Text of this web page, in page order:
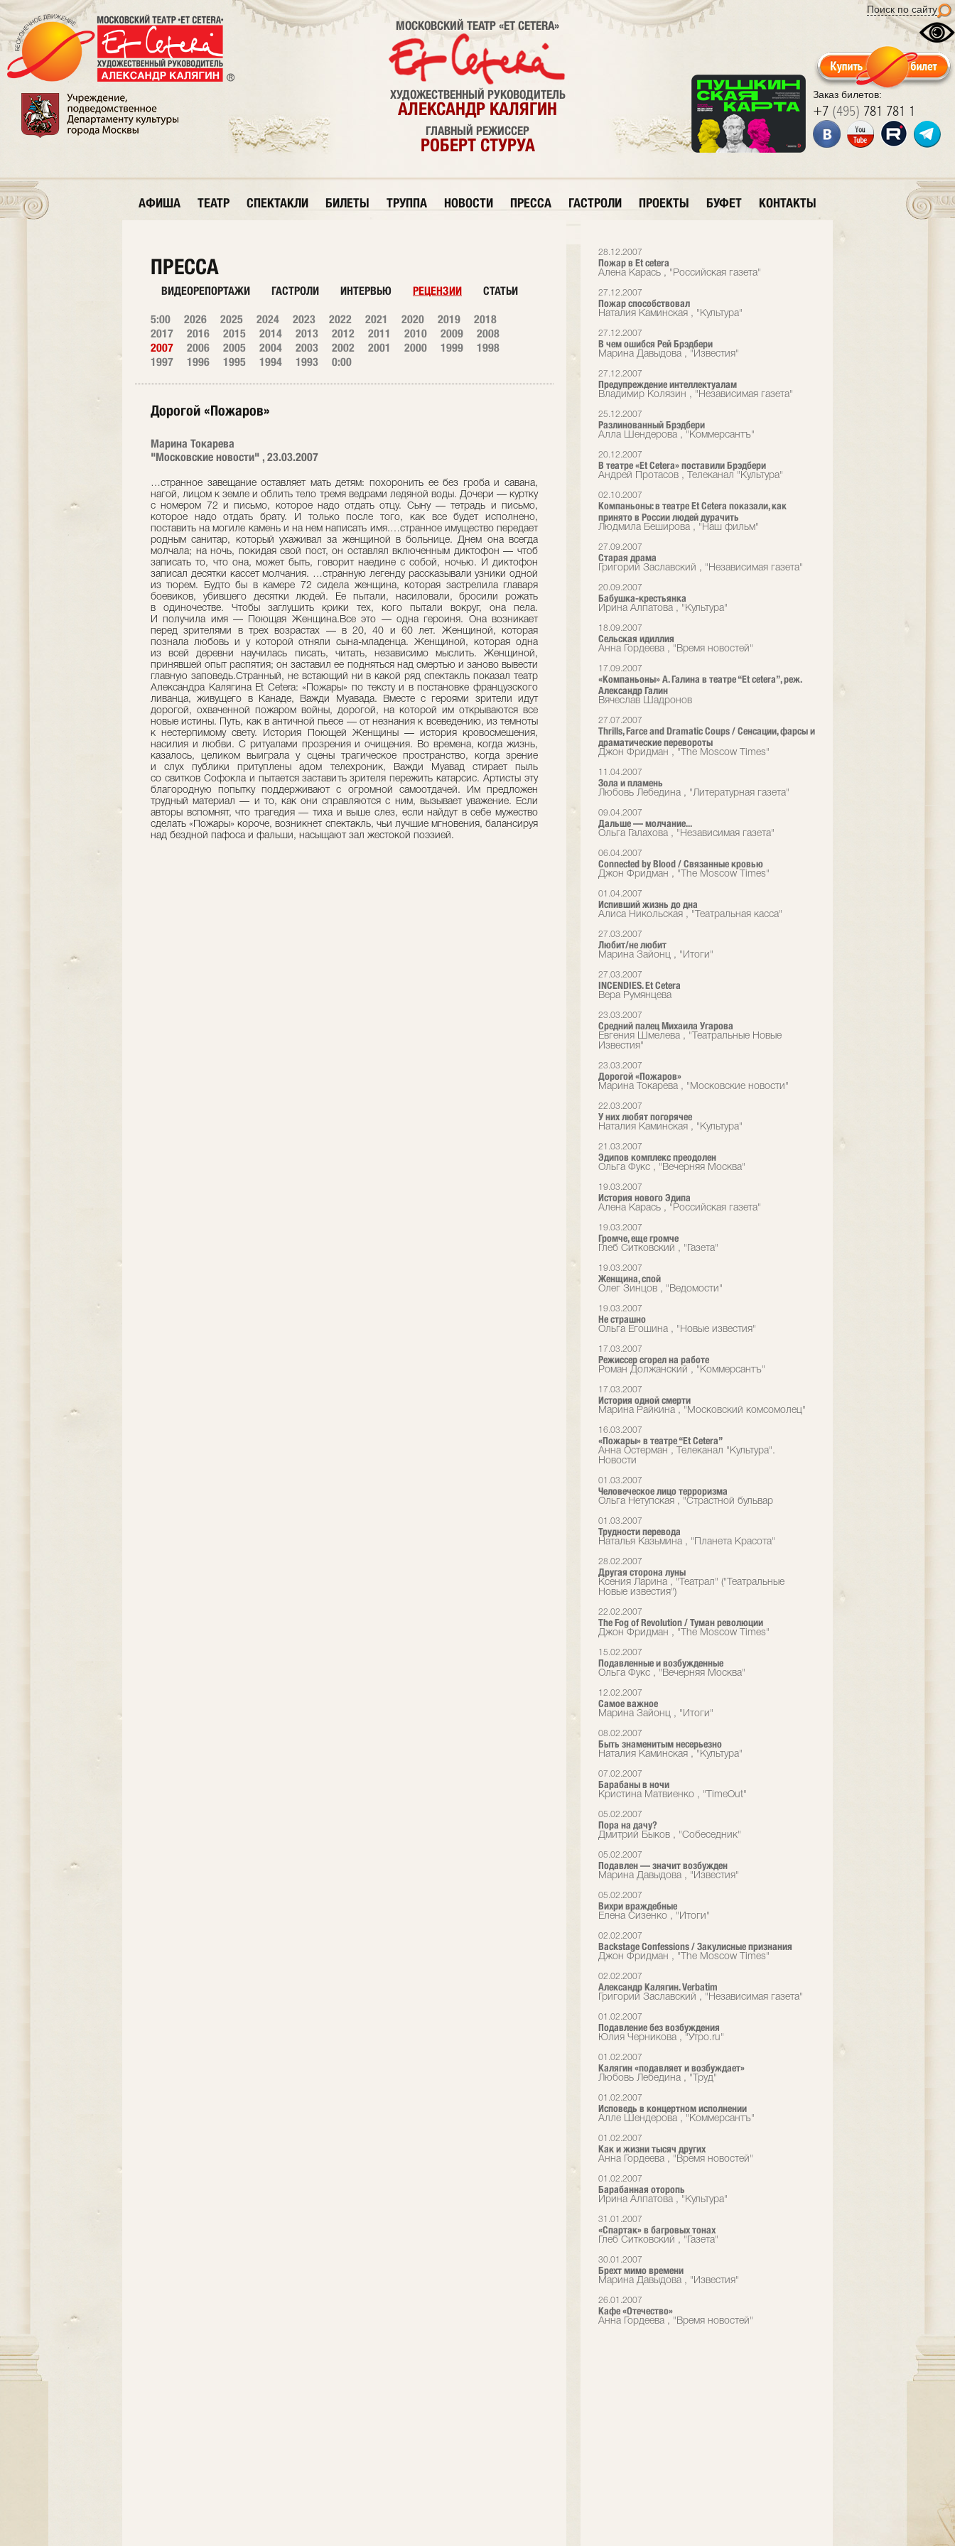
Поиск по сайту
Заказ билетов:
+7 (495) 781 781 1
МОСКОВСКИЙ ТЕАТР «ET CETERA»
ХУДОЖЕСТВЕННЫЙ РУКОВОДИТЕЛЬ
АЛЕКСАНДР КАЛЯГИН
ГЛАВНЫЙ РЕЖИССЕР
РОБЕРТ СТУРУА
АФИША ТЕАТР СПЕКТАКЛИ БИЛЕТЫ ТРУППА НОВОСТИ ПРЕССА ГАСТРОЛИ ПРОЕКТЫ БУФЕТ КОНТАКТЫ
28.12.2007
Пожар в Et cetera
Алена Карась , "Российская газета"
27.12.2007
Пожар способствовал
Наталия Каминская , "Культура"
27.12.2007
В чем ошибся Рей Брэдбери
Марина Давыдова , "Известия"
27.12.2007
Предупреждение интеллектуалам
Владимир Колязин , "Независимая газета"
25.12.2007
Разлинованный Брэдбери
Алла Шендерова , "Коммерсантъ"
20.12.2007
В театре «Et Cetera» поставили Брэдбери
Андрей Протасов , Телеканал "Культура"
02.10.2007
Компаньоны: в театре Et Cetera показали, как
принято в России людей дурачить
Людмила Беширова , "Наш фильм"
27.09.2007
Старая драма
Григорий Заславский , "Независимая газета"
20.09.2007
Бабушка-крестьянка
Ирина Алпатова , "Культура"
18.09.2007
Сельская идиллия
Анна Гордеева , "Время новостей"
17.09.2007
«Компаньоны» А. Галина в театре “Et cetera”, реж.
Александр Галин
Вячеслав Шадронов
27.07.2007
Thrills, Farce and Dramatic Coups / Сенсации, фарсы и
драматические перевороты
Джон Фридман , "The Moscow Times"
11.04.2007
Зола и пламень
Любовь Лебедина , "Литературная газета"
09.04.2007
Дальше — молчание...
Ольга Галахова , "Независимая газета"
06.04.2007
Connected by Blood / Связанные кровью
Джон Фридман , "The Moscow Times"
01.04.2007
Испивший жизнь до дна
Алиса Никольская , "Театральная касса"
27.03.2007
Любит/не любит
Марина Зайонц , "Итоги"
27.03.2007
INCENDIES. Et Cetera
Вера Румянцева
23.03.2007
Средний палец Михаила Угарова
Евгения Шмелева , "Театральные Новые
Известия"
23.03.2007
Дорогой «Пожаров»
Марина Токарева , "Московские новости"
22.03.2007
У них любят погорячее
Наталия Каминская , "Культура"
21.03.2007
Эдипов комплекс преодолен
Ольга Фукс , "Вечерняя Москва"
19.03.2007
История нового Эдипа
Алена Карась , "Российская газета"
19.03.2007
Громче, еще громче
Глеб Ситковский , "Газета"
19.03.2007
Женщина, спой
Олег Зинцов , "Ведомости"
19.03.2007
Не страшно
Ольга Егошина , "Новые известия"
17.03.2007
Режиссер сгорел на работе
Роман Должанский , "Коммерсантъ"
17.03.2007
История одной смерти
Марина Райкина , "Московский комсомолец"
16.03.2007
«Пожары» в театре “Et Cetera”
Анна Остерман , Телеканал "Культура".
Новости
01.03.2007
Человеческое лицо терроризма
Ольга Нетупская , "Страстной бульвар
01.03.2007
Трудности перевода
Наталья Казьмина , "Планета Красота"
28.02.2007
Другая сторона луны
Ксения Ларина , "Театрал" ("Театральные
Новые известия")
22.02.2007
The Fog of Revolution / Туман революции
Джон Фридман , "The Moscow Times"
15.02.2007
Подавленные и возбужденные
Ольга Фукс , "Вечерняя Москва"
12.02.2007
Самое важное
Марина Зайонц , "Итоги"
08.02.2007
Быть знаменитым несерьезно
Наталия Каминская , "Культура"
07.02.2007
Барабаны в ночи
Кристина Матвиенко , "TimeOut"
05.02.2007
Пора на дачу?
Дмитрий Быков , "Собеседник"
05.02.2007
Подавлен — значит возбужден
Марина Давыдова , "Известия"
05.02.2007
Вихри враждебные
Елена Сизенко , "Итоги"
02.02.2007
Backstage Confessions / Закулисные признания
Джон Фридман , "The Moscow Times"
02.02.2007
Александр Калягин. Verbatim
Григорий Заславский , "Независимая газета"
01.02.2007
Подавление без возбуждения
Юлия Черникова , "Утро.ru"
01.02.2007
Калягин «подавляет и возбуждает»
Любовь Лебедина , "Труд"
01.02.2007
Исповедь в концертном исполнении
Алле Шендерова , "Коммерсантъ"
01.02.2007
Как и жизни тысяч других
Анна Гордеева , "Время новостей"
01.02.2007
Барабанная оторопь
Ирина Алпатова , "Культура"
31.01.2007
«Спартак» в багровых тонах
Глеб Ситковский , "Газета"
30.01.2007
Брехт мимо времени
Марина Давыдова , "Известия"
26.01.2007
Кафе «Отечество»
Анна Гордеева , "Время новостей"
ПРЕССА
ВИДЕОРЕПОРТАЖИ ГАСТРОЛИ ИНТЕРВЬЮ РЕЦЕНЗИИ СТАТЬИ
5:00 2026 2025 2024 2023 2022 2021 2020 2019
2018
2017
2016 2015 2014 2013 2012 2011 2010 2009
2008
2007
2006 2005 2004 2003 2002 2001 2000 1999
1998
1997
1996 1995 1994 1993 0:00
Дорогой «Пожаров»
Марина Токарева
"Московские новости" , 23.03.2007
…странное завещание оставляет мать детям: похоронить ее без гроба и савана,
нагой, лицом к земле и облить тело тремя ведрами ледяной воды. Дочери — куртку
с номером 72 и письмо, которое надо отдать отцу. Сыну — тетрадь и письмо,
которое надо отдать брату. И только после того, как все будет исполнено,
поставить на могиле камень и на нем написать имя.…странное имущество передает
родным санитар, который ухаживал за женщиной в больнице. Днем она всегда
молчала; на ночь, покидая свой пост, он оставлял включенным диктофон — чтоб
записать то, что она, может быть, говорит наедине с собой, ночью. И диктофон
записал десятки кассет молчания. …странную легенду рассказывали узники одной
из тюрем. Будто бы в камере 72 сидела женщина, которая застрелила главаря
боевиков, убившего десятки людей. Ее пытали, насиловали, бросили рожать
в одиночестве. Чтобы заглушить крики тех, кого пытали вокруг, она пела.
И получила имя — Поющая Женщина.Все это — одна героиня. Она возникает
перед зрителями в трех возрастах — в 20, 40 и 60 лет. Женщиной, которая
познала любовь и у которой отняли сына-младенца. Женщиной, которая одна
из всей деревни научилась писать, читать, независимо мыслить. Женщиной,
принявшей опыт распятия; он заставил ее подняться над смертью и заново вывести
главную заповедь.Странный, не встающий ни в какой ряд спектакль показал театр
Александра Калягина Et Cetera: «Пожары» по тексту и в постановке французского
ливанца, живущего в Канаде, Важди Муавада. Вместе с героями зрители идут
дорогой, охваченной пожаром войны, дорогой, на которой им открываются все
новые истины. Путь, как в античной пьесе — от незнания к всеведению, из темноты
к нестерпимому свету. История Поющей Женщины — история кровосмешения,
насилия и любви. С ритуалами прозрения и очищения. Во времена, когда жизнь,
казалось, целиком выиграла у сцены трагическое пространство, когда зрение
и слух публики притуплены адом телехроник, Важди Муавад стирает пыль
со свитков Софокла и пытается заставить зрителя пережить катарсис. Артисты эту
благородную попытку поддерживают с огромной самоотдачей. Им предложен
трудный материал — и то, как они справляются с ним, вызывает уважение. Если
авторы вспомнят, что трагедия — тиха и выше слез, если найдут в себе мужество
сделать «Пожары» короче, возникнет спектакль, чьи лучшие мгновения, балансируя
над бездной пафоса и фальши, насыщают зал жестокой поэзией.